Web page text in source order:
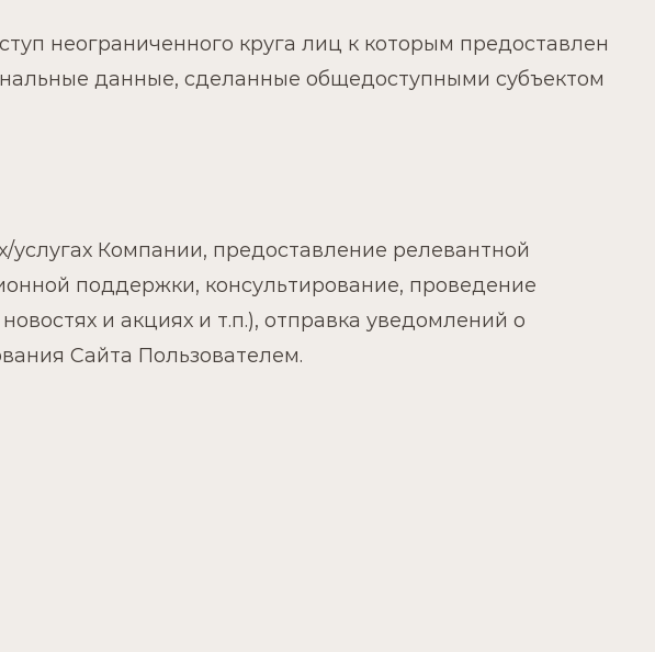
неограниченного круга лиц к которым предоставлен
данные, сделанные общедоступными субъектом
Компании, предоставление релевантной
поддержки, консультирование, проведение
и акциях и т.п.), отправка уведомлений о
Сайта Пользователем.